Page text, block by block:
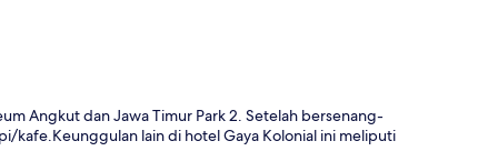
Angkut dan Jawa Timur Park 2. Setelah bersenang-
kafe.Keunggulan lain di hotel Gaya Kolonial ini meliputi